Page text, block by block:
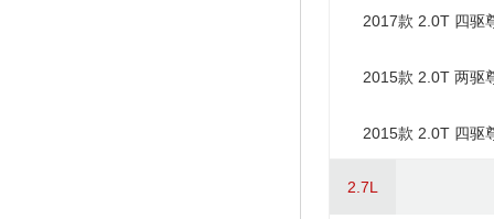
2017款 2.0T 四驱
2015款 2.0T 两驱
2015款 2.0T 四驱
2.7L